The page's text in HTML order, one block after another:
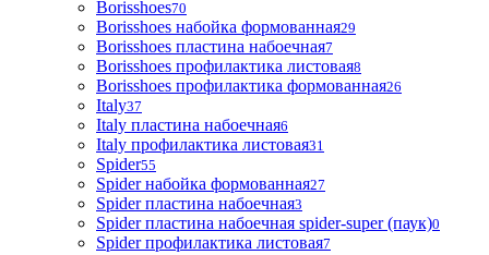
Borisshoes70
Borisshoes набойка формованная29
Borisshoes пластина набоечная7
Borisshoes профилактика листовая8
Borisshoes профилактика формованная26
Italy37
Italy пластина набоечная6
Italy профилактика листовая31
Spider55
Spider набойка формованная27
Spider пластина набоечная3
Spider пластина набоечная spider-super (паук)0
Spider профилактика листовая7